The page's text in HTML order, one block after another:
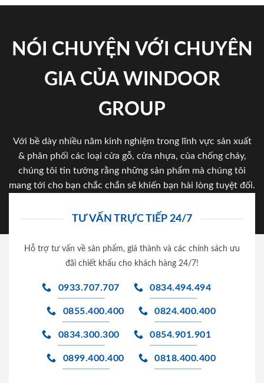
NÓI CHUYỆN VỚI CHUYÊN
GIA CỦA WINDOOR
GROUP
Với bề dày nhiều năm kinh nghiệm trong lĩnh vực sản xuất
& phân phối các loại cửa gỗ, cửa nhựa, của chống cháy,
chúng tôi tin tưởng rằng những sản phẩm mà chúng tôi
mang tới cho bạn chắc chắn sẽ khiến bạn hài lòng tuyệt đối.
TƯ VẤN TRỰC TIẾP 24/7
Hỗ trợ tư vấn về sản phẩm, giá thành và các chính sách ưu
đãi chiết khấu cho khách hàng 24/7!
0933.707.707 0834.494.494
0855.400.400 0824.400.400
0834.300.300 0854.901.901
0899.400.400 0818.400.400